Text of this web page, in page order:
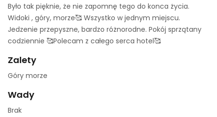
Było tak pięknie, że nie zapomnę tego do konca życia.
Widoki , góry, morze🥰 Wszystko w jednym miejscu.
Jedzenie przepyszne, bardzo różnorodne. Pokój sprzątany
codziennie 🥰Polecam z całego serca hotel🥰
Zalety
Góry morze
Wady
Brak